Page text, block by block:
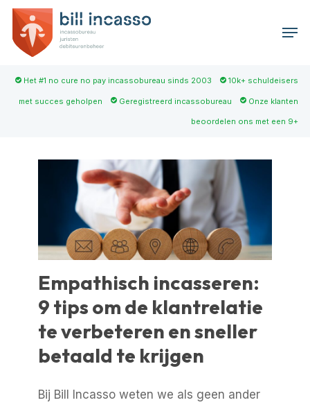
Skip
main
Het #1 no cure no pay incassobureau sinds 2003 10k+ schuldeisers
met succes geholpen Geregistreerd incassobureau Onze klanten
beoordelen ons met een 9+
Empathisch incasseren:
9 tips om de klantrelatie
te verbeteren en sneller
betaald te krijgen
Bij Bill Incasso weten we als geen ander